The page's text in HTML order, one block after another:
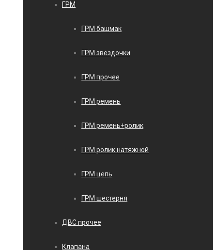
ГРМ
ГРМ башмак
ГРМ звездочки
ГРМ прочее
ГРМ ремень
ГРМ ремень+ролик
ГРМ ролик натяжной
ГРМ цепь
ГРМ шестерня
ДВС прочее
Клапана